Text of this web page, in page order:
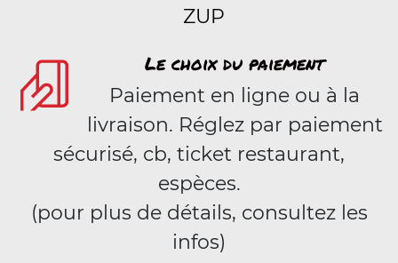
ZUP
Le choix du paiement
Paiement en ligne ou à la
livraison. Réglez par paiement
sécurisé, cb, ticket restaurant,
espèces.
(pour plus de détails, consultez les
infos)